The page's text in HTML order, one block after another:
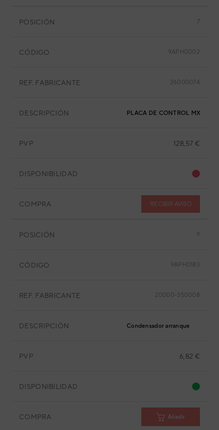
POSICIÓN 7
CÓDIGO 9APH0002
REF. FABRICANTE 26000074
DESCRIPCIÓN PLACA DE CONTROL MXL052
PVP 128,57 €
DISPONIBILIDAD
COMPRA RECIBIR AVISO
POSICIÓN 9
CÓDIGO 9APH0183
REF. FABRICANTE 20000-350008
DESCRIPCIÓN Condensador arranque
PVP 6,82 €
DISPONIBILIDAD
COMPRA Añadir